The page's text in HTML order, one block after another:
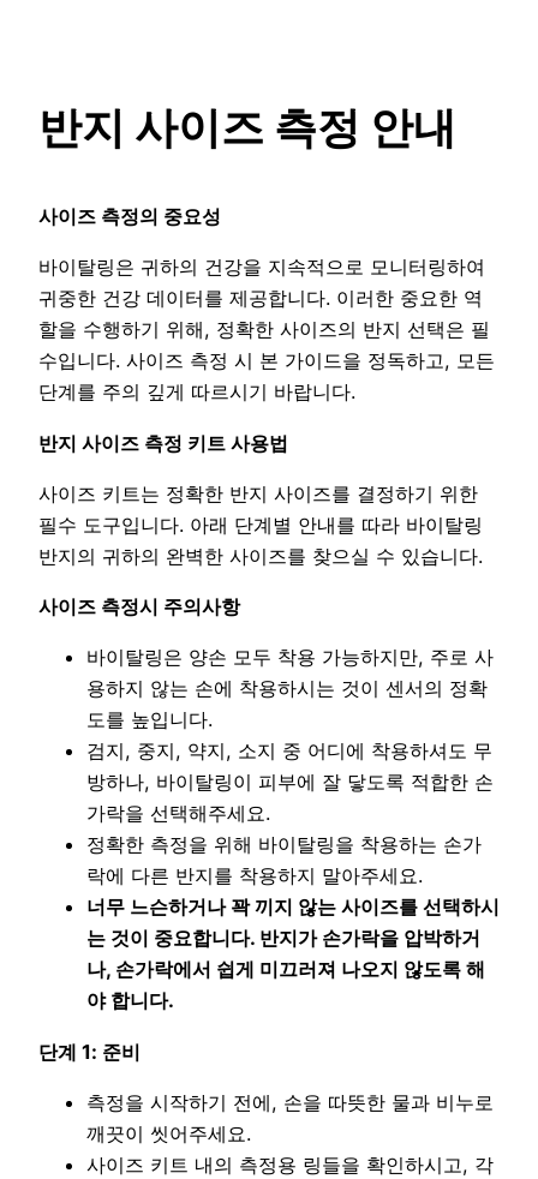
반지 사이즈 측정 안내
사이즈 측정의 중요성
바이탈링은 귀하의 건강을 지속적으로 모니터링하여
귀중한 건강 데이터를 제공합니다. 이러한 중요한 역
할을 수행하기 위해, 정확한 사이즈의 반지 선택은 필
수입니다. 사이즈 측정 시 본 가이드을 정독하고, 모든
단계를 주의 깊게 따르시기 바랍니다.
반지 사이즈 측정 키트 사용법
사이즈 키트는 정확한 반지 사이즈를 결정하기 위한
필수 도구입니다. 아래 단계별 안내를 따라 바이탈링
반지의 귀하의 완벽한 사이즈를 찾으실 수 있습니다.
사이즈 측정시 주의사항
바이탈링은 양손 모두 착용 가능하지만, 주로 사
용하지 않는 손에 착용하시는 것이 센서의 정확
도를 높입니다.
검지, 중지, 약지, 소지 중 어디에 착용하셔도 무
방하나, 바이탈링이 피부에 잘 닿도록 적합한 손
가락을 선택해주세요.
정확한 측정을 위해 바이탈링을 착용하는 손가
락에 다른 반지를 착용하지 말아주세요.
너무 느슨하거나 꽉 끼지 않는 사이즈를 선택하시
는 것이 중요합니다. 반지가 손가락을 압박하거
나, 손가락에서 쉽게 미끄러져 나오지 않도록 해
야 합니다.
단계 1: 준비
측정을 시작하기 전에, 손을 따뜻한 물과 비누로
깨끗이 씻어주세요.
사이즈 키트 내의 측정용 링들을 확인하시고, 각